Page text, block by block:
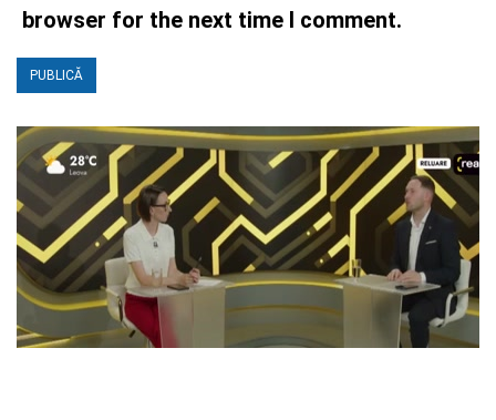
browser for the next time I comment.